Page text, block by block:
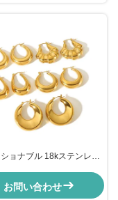
ョナブル 18kステンレス
金耳飾り
お問い合わせ